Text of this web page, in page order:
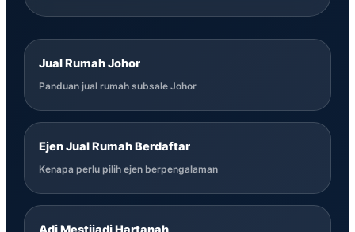
Jual Rumah Johor
Panduan jual rumah subsale Johor
Ejen Jual Rumah Berdaftar
Kenapa perlu pilih ejen berpengalaman